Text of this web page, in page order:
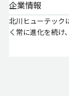
企業情報
北川ヒューテック
く常に進化を続け